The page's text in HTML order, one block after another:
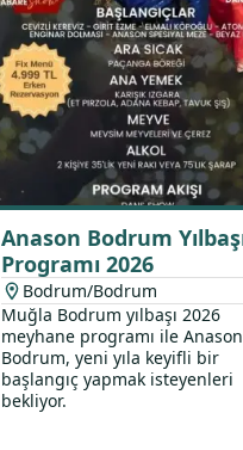
Anason Bodrum
Programı 2026
Bodrum/Bodrum
Muğla Bodrum yılbaşı 2026
meyhane programı ile Anason
Bodrum, yeni yıla keyifli bir
başlangıç yapmak isteyenleri
bekliyor.